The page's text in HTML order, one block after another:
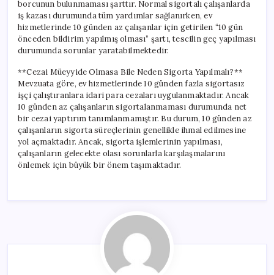
borcunun bulunmaması şarttır. Normal sigortalı çalışanlarda
iş kazası durumunda tüm yardımlar sağlanırken, ev
hizmetlerinde 10 günden az çalışanlar için getirilen “10 gün
önceden bildirim yapılmış olması” şartı, tescilin geç yapılması
durumunda sorunlar yaratabilmektedir.
**Cezai Müeyyide Olmasa Bile Neden Sigorta Yapılmalı?**
Mevzuata göre, ev hizmetlerinde 10 günden fazla sigortasız
işçi çalıştıranlara idari para cezaları uygulanmaktadır. Ancak
10 günden az çalışanların sigortalanmaması durumunda net
bir cezai yaptırım tanımlanmamıştır. Bu durum, 10 günden az
çalışanların sigorta süreçlerinin genellikle ihmal edilmesine
yol açmaktadır. Ancak, sigorta işlemlerinin yapılması,
çalışanların gelecekte olası sorunlarla karşılaşmalarını
önlemek için büyük bir önem taşımaktadır.